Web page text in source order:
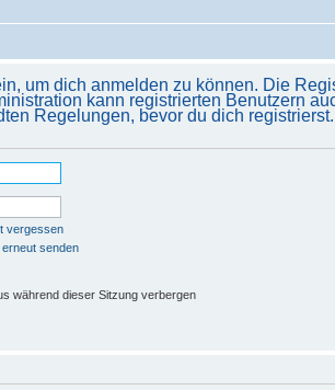
um dich anmelden zu können. Die
kann registrierten Benutzern
Regelungen, bevor du dich
vergessen
senden
während dieser Sitzung verbergen